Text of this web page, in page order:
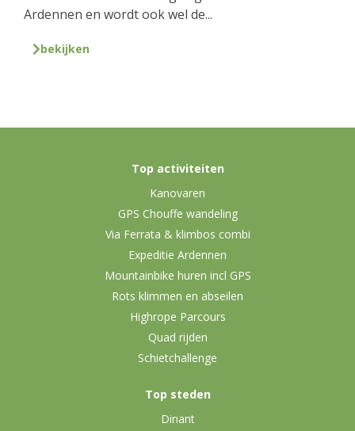
Ardennen en wordt ook wel de...
bekijken
Top activiteiten
Kanovaren
GPS Chouffe wandeling
Via Ferrata & klimbos combi
Expeditie Ardennen
Mountainbike huren incl GPS
Rots klimmen en abseilen
Highrope Parcours
Quad rijden
Schietchallenge
Top steden
Dinant